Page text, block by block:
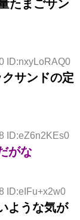
たまごサン
ID:nxyLoRAQ0
サンドの定
ID:eZ6n2KEs0
がな
ID:eIFu+x2w0
ような気が